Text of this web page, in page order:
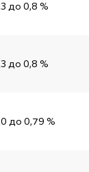
до 0,8 %
до 0,8 %
до 0,79 %